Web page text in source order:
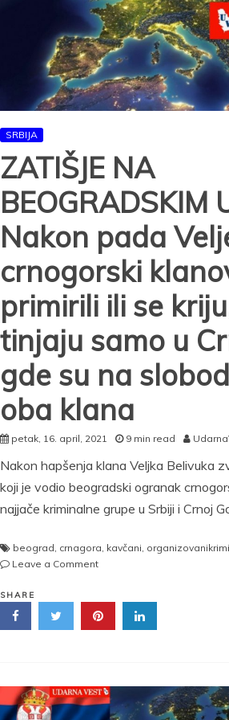
njima
visokorangirani
pripadnici
kriminalne
grupe!
SRBIJA
ZATIŠJE NA
BEOGRADSKIM
Nakon pada
crnogorski
primirili ili se
tinjaju samo u
gde su na
oba klana
petak, 16. april, 2021 9 min read
Nakon hapšenja klana Veljka Belivuka
koji je vodio beogradski ogranak
najjače kriminalne grupe u Srbiji i Crnoj
beograd crnagora kavčani
Leave a Commenton
BEOGRADSKIM
Nevolje,
crnogorski
SHARE